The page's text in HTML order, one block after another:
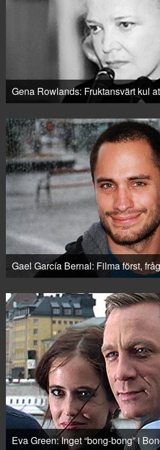
Gena Rowlands: Fruktansvärt kul
Gael García Bernal: Filma först,
Eva Green: Inget “bong-bong” i